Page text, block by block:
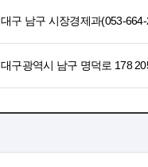
대구 남구 시장경제과(053-
대구광역시 남구 명덕로 178